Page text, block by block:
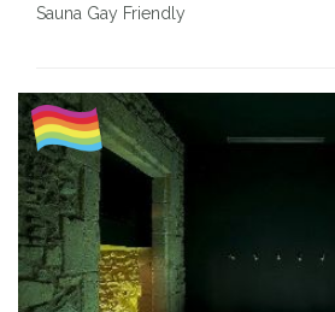
Sauna Gay Friendly